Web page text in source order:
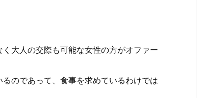
大人の交際も可能な女性の方がオファー
のであって、食事を求めているわけでは